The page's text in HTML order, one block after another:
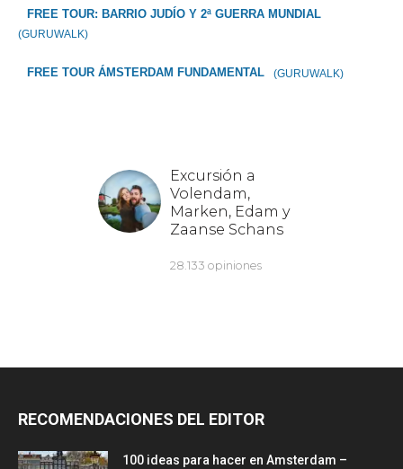
FREE TOUR: BARRIO JUDÍO Y 2ª GUERRA MUNDIAL
(GURUWALK)
FREE TOUR ÁMSTERDAM FUNDAMENTAL (GURUWALK)
RECOMENDACIONES DEL EDITOR
100 ideas para hacer en Amsterdam –